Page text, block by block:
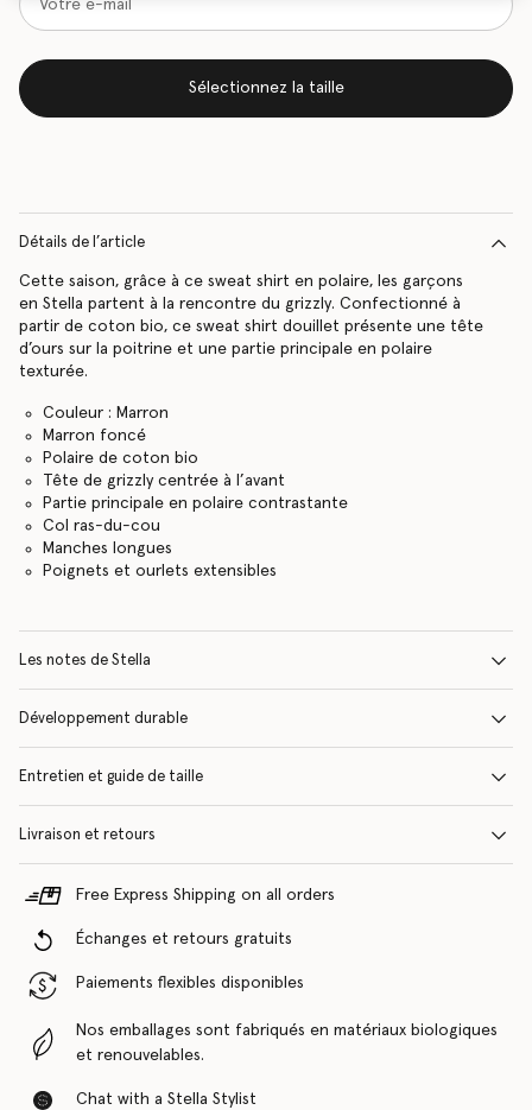
Sélectionnez la taille
Détails de l’article
Cette saison, grâce à ce sweat shirt en polaire, les garçons
en Stella partent à la rencontre du grizzly. Confectionné à
partir de coton bio, ce sweat shirt douillet présente une tête
d’ours sur la poitrine et une partie principale en polaire
texturée.
Couleur : Marron
Marron foncé
Polaire de coton bio
Tête de grizzly centrée à l’avant
Partie principale en polaire contrastante
Col ras-du-cou
Manches longues
Poignets et ourlets extensibles
Les notes de Stella
Développement durable
Entretien et guide de taille
Livraison et retours
Free Express Shipping on all orders
Échanges et retours gratuits
Paiements flexibles disponibles
Nos emballages sont fabriqués en matériaux biologiques
et renouvelables.
Chat with a Stella Stylist